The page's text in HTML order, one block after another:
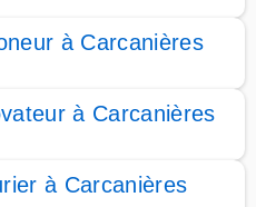
à Carcanières
à Carcanières
à Carcanières